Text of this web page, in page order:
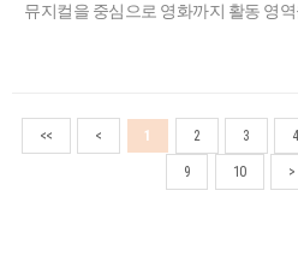
뮤지컬을 중심으로 영화까지 활동 영
<< < 1 2 3 4
9 10 >